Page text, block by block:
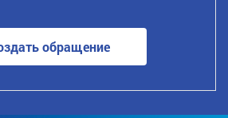
обращение